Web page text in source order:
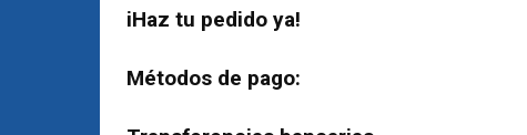
iHaz tu pedido ya!
Métodos de pago: